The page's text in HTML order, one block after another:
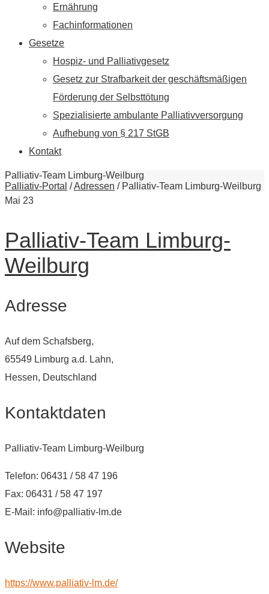
Ernährung
Fachinformationen
Gesetze
Hospiz- und Palliativgesetz
Gesetz zur Strafbarkeit der geschäftsmäßigen
Förderung der Selbsttötung
Spezialisierte ambulante Palliativversorgung
Aufhebung von § 217 StGB
Kontakt
Palliativ-Team Limburg-Weilburg
Palliativ-Portal /Adressen / Palliativ-Team Limburg-Weilburg
Mai 23
Palliativ-Team Limburg-
Weilburg
Adresse
Auf dem Schafsberg,
65549 Limburg a.d. Lahn,
Hessen, Deutschland
Kontaktdaten
Palliativ-Team Limburg-Weilburg
Telefon: 06431 / 58 47 196
Fax: 06431 / 58 47 197
E-Mail: info@palliativ-lm.de
Website
https://www.palliativ-lm.de/